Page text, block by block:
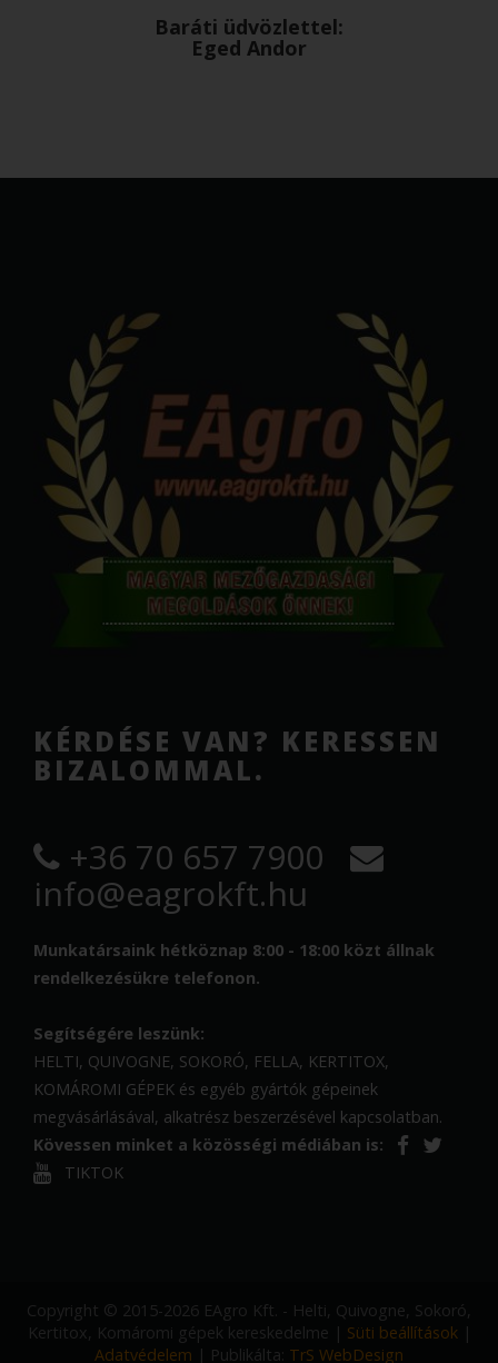
Baráti üdvözlettel:
Eged Andor
KÉRDÉSE VAN? KERESSEN
BIZALOMMAL.
+36 70 657 7900
info@eagrokft.hu
Munkatársaink hétköznap 8:00 - 18:00 közt állnak
rendelkezésükre telefonon.
Segítségére leszünk:
HELTI, QUIVOGNE, SOKORÓ, FELLA, KERTITOX,
KOMÁROMI GÉPEK és egyéb gyártók gépeinek
megvásárlásával, alkatrész beszerzésével kapcsolatban.
Kövessen minket a közösségi médiában is:
TIKTOK
Copyright © 2015-2026 EAgro Kft. - Helti, Quivogne, Sokoró,
Kertitox, Komáromi gépek kereskedelme | Süti beállítások|
Adatvédelem | Publikálta: TrS WebDesign